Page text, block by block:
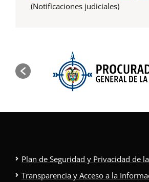
(Notificaciones judiciales)
Plan de Seguridad y Privacidad de
Transparencia y Acceso a la